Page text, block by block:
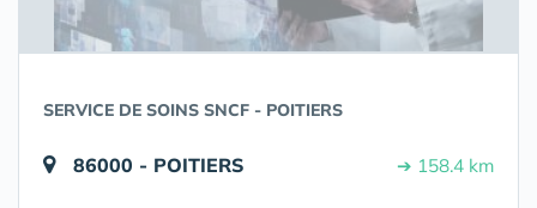
SERVICE DE SOINS SNCF - POITIERS
86000 - POITIERS ➔ 158.4 km